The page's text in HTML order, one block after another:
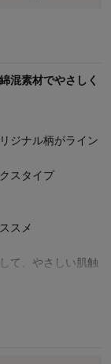
混素材でやさしく
ジナル柄がライン
スタイプ
スメ
て、やさしい肌触
ジーショップ